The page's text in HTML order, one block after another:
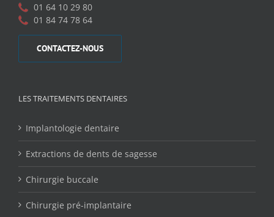
01 64 10 29 80
01 84 74 78 64
CONTACTEZ-NOUS
LES TRAITEMENTS DENTAIRES
Implantologie dentaire
Extractions de dents de sagesse
Chirurgie buccale
Chirurgie pré-implantaire